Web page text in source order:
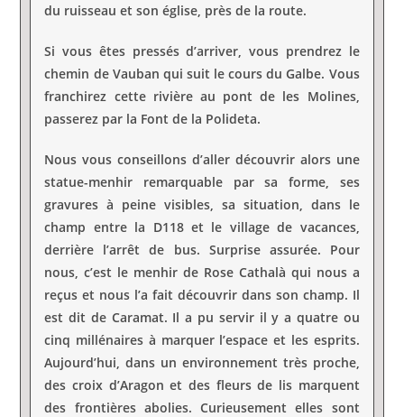
du ruisseau et son église, près de la route.
Si vous êtes pressés d’arriver, vous prendrez le
chemin de Vauban qui suit le cours du Galbe. Vous
franchirez cette rivière au pont de les Molines,
passerez par la Font de la Polideta.
Nous vous conseillons d’aller découvrir alors une
statue-menhir remarquable par sa forme, ses
gravures à peine visibles, sa situation, dans le
champ entre la D118 et le village de vacances,
derrière l’arrêt de bus. Surprise assurée. Pour
nous, c’est le menhir de Rose Cathalà qui nous a
reçus et nous l’a fait découvrir dans son champ. Il
est dit de Caramat. Il a pu servir il y a quatre ou
cinq millénaires à marquer l’espace et les esprits.
Aujourd’hui, dans un environnement très proche,
des croix d’Aragon et des fleurs de lis marquent
des frontières abolies. Curieusement elles sont